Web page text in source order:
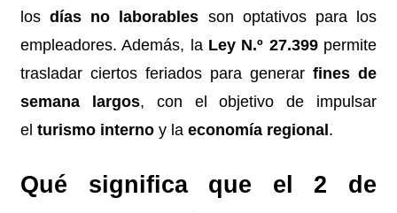
losdías no laborables son optativos para los
empleadores. Además, la Ley N.º 27.399permite
trasladar ciertos feriados para generar fines de
semana largos, con el objetivo de impulsar
el turismo interno y la economía regional.
Qué significa que el 2 de